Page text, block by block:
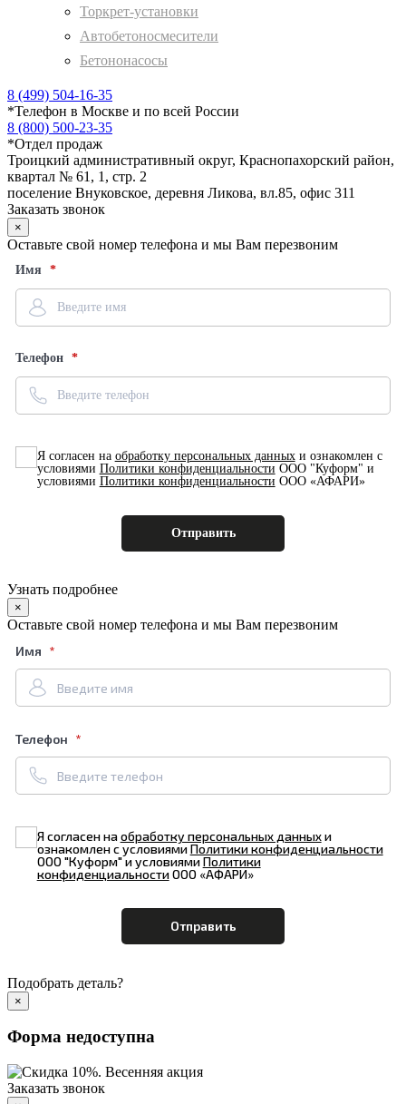
Торкрет-установки
Автобетоносмесители
Бетононасосы
8 (499) 504-16-35
*Телефон в Москве и по всей России
8 (800) 500-23-35
*Отдел продаж
Троицкий административный округ, Краснопахорский район,
квартал № 61, 1, стр. 2
поселение Внуковское, деревня Ликова, вл.85, офис 311
Заказать звонок
×
Оставьте свой номер телефона и мы Вам перезвоним
Имя
Телефон
Я согласен на обработку персональных данныхи ознакомлен с
условиями Политики конфиденциальности ООО "Куформ" и
условиями Политики конфиденциальности ООО «АФАРИ»
Узнать подробнее
×
Оставьте свой номер телефона и мы Вам перезвоним
Имя
Телефон
Я согласен наобработку персональных данныхи
ознакомлен с условиямиПолитики конфиденциальности
ООО "Куформ" и условиямиПолитики
конфиденциальностиООО «АФАРИ»
Подобрать деталь?
×
Форма недоступна
Заказать звонок